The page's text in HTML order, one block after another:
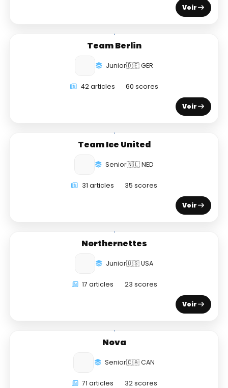
Voir
Team Berlin
Junior🇩🇪 GER
42 articles 60 scores
Voir
Team Ice United
Senior🇳🇱 NED
31 articles 35 scores
Voir
Northernettes
Junior🇺🇸 USA
17 articles 23 scores
Voir
Nova
Senior🇨🇦 CAN
71 articles 32 scores